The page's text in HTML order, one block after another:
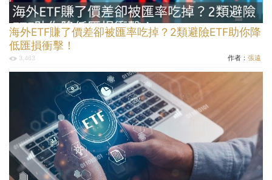
海外ETF賺了價差卻被匯率吃掉？2類避險ETF助你降
低匯損衝擊！
3,463 作者： 張遠